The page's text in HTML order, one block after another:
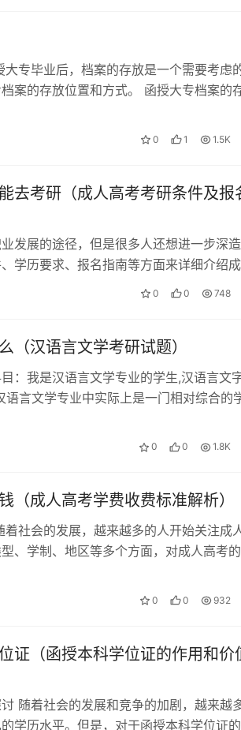
专毕业后，档案的存放是一个需要考虑
案的存放位置和方式。 函授大专档案的
0 1 1.5K
去考研（成人高考考研条件及报
发展的途径，但是很多人还想进一步深造
学历要求、报名指南等方面来详细介绍成
件 1. 国…
0 0 748
（汉语言文学考研试题）
：我是汉语言文学专业的学生,汉语言文
言文学专业中实际上是一门相对综合的
0 0 1.8K
（成人高考学费收费标准解析）
社会的发展，越来越多的人开始关注成
、学制、地区等多个方面，对成人高考的
0 0 932
证（函授本科学位证的作用和价
随着社会的发展和竞争的加剧，越来越
学历水平。但是，对于函授本科学位证的